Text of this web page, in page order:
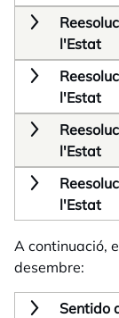
l'Estat
l'Estat
l'Estat
l'Estat
A continuació,
desembre:
Sentido